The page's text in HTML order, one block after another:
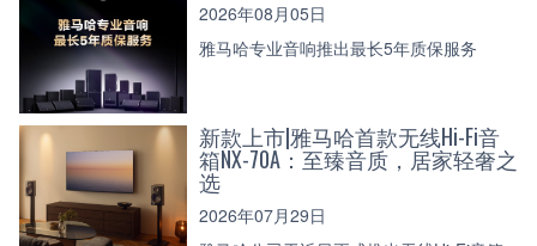
2026年08月05日
雅马哈专业音响推出最长5年质保服务
新款上市|雅马哈首款无线Hi-Fi音
箱NX-70A：至臻音质，居家轻奢之
选
2026年07月29日